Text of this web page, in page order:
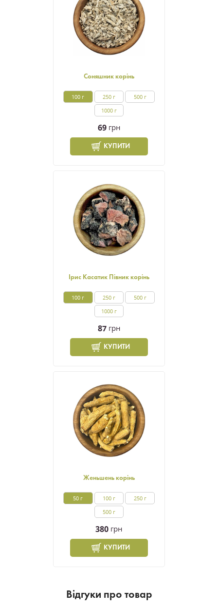
Соняшник корінь
100 г 250 г
500 г
1000 г
69 грн
КУПИТИ
Ірис Касатик Півник корінь
100 г 250 г
500 г
1000 г
87 грн
КУПИТИ
Женьшень корінь
50 г 100 г
250 г
500 г
380 грн
КУПИТИ
Вiдгуки про товар